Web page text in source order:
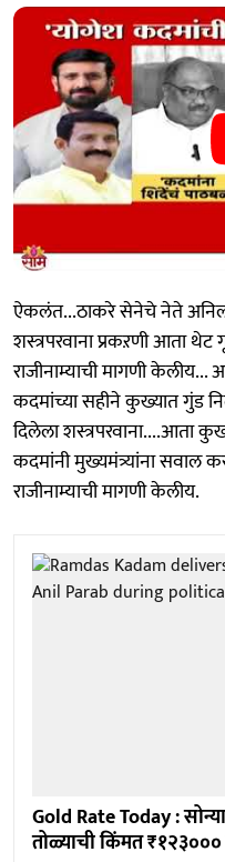
ऐकलंत...ठाकरे सेनेचे नेते अनिल
शस्त्रपरवाना प्रकऱणी आता थेट
राजीनाम्याची मागणी
कदमांच्या सहीने कुख्यात गुंड
दिलेला शस्त्रपरवाना....आता
कदमांनी मुख्यमंत्र्यांना सवाल
राजीनाम्याची मागणी केलीय.
Gold Rate Today :
तोळ्याची किंमत